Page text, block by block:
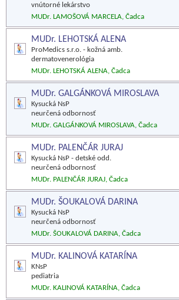
vnútorné lekárstvo
MUDr. LAMOŠOVÁ MARCELA, Čadca
MUDr. LEHOTSKÁ ALENA
ProMedics s.r.o. - kožná amb.
dermatovenerológia
MUDr. LEHOTSKÁ ALENA, Čadca
MUDr. GALGÁNKOVÁ MIROSLAVA
Kysucká NsP
neurčená odbornosť
MUDr. GALGÁNKOVÁ MIROSLAVA, Čadca
MUDr. PALENČÁR JURAJ
Kysucká NsP - detské odd.
neurčená odbornosť
MUDr. PALENČÁR JURAJ, Čadca
MUDr. ŠOUKALOVÁ DARINA
Kysucká NsP
neurčená odbornosť
MUDr. ŠOUKALOVÁ DARINA, Čadca
MUDr. KALINOVÁ KATARÍNA
KNsP
pediatria
MUDr. KALINOVÁ KATARÍNA, Čadca